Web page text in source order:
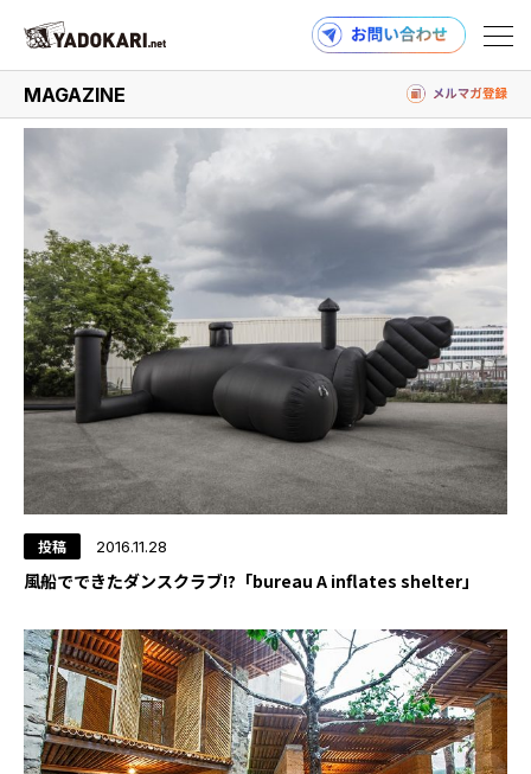
商品検索 読みもの検索
PRODUCTS
MAGAZINE
YADOKARI について
MAGAZINE
#パビリオン
投稿 2016.11.28
風船でできたダンスクラブ!?「bureau A inflates shelter」